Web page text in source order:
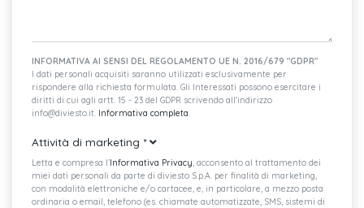
INFORMATIVA AI SENSI DEL REGOLAMENTO UE N. 2016/679 "GDPR"
I dati personali acquisiti saranno utilizzati esclusivamente per
rispondere alla richiesta formulata. Gli Interessati possono esercitare i
diritti di cui agli artt. 15 - 23 del GDPR scrivendo all'indirizzo
info@diviesto.it. Informativa completa
Attività di marketing *
Letta e compresa l’Informativa Privacy , acconsento al trattamento dei
miei dati personali da parte di diviesto S.p.A. per finalità di marketing,
con modalità elettroniche e/o cartacee, e, in particolare, a mezzo posta
ordinaria o email, telefono (es. chiamate automatizzate, SMS, sistemi di